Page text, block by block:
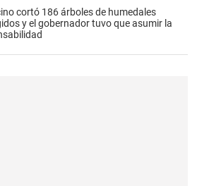
cortó 186 árboles de humedales
y el gobernador tuvo que asumir la